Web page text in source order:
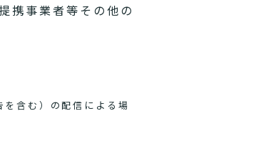
携事業者等その他の
含む）の配信による場